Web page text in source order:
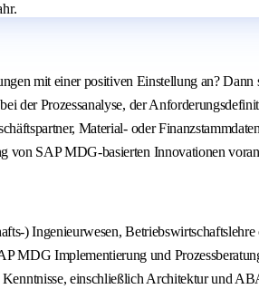
mit einer positiven Einstellung an?
der Prozessanalyse, der
Material- oder
von SAP MDG-basierten Innovationen
) Ingenieurwesen,
MDG Implementierung und
einschließlich Architektur und